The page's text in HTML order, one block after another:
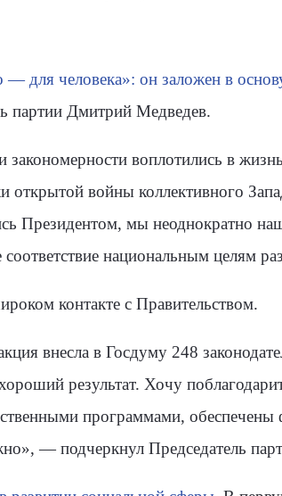
— для человека»: он заложен в
партии Дмитрий Медведев.
закономерности воплотились в
открытой войны коллективного
Президентом, мы неоднократно
национальным целям
контакте с Правительством.
внесла в Госдуму 248
результат. Хочу
программами,
— подчеркнул Председатель